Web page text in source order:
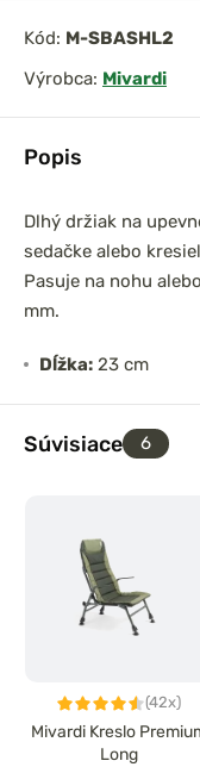
Popis
Dlhý držiak na
sedačke alebo
Pasuje na nohu
mm.
Dĺžka:23 cm
Súvisiace 6
(42x)
Mivardi Kreslo
Long
Kód: M-SBASHL2
Výrobca: Mivardi